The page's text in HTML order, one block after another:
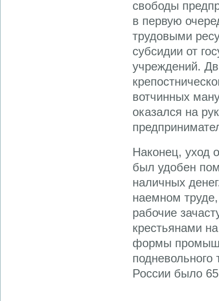
свободы
в первую
трудовыми
субсидии от
учреждений.
вотчинных
оказался на
Наконец, уход
был удобен
наличных
наемном
рабочие
крестьянами
формы
России было